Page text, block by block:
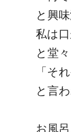
と興
私は
と堂
「そ
と言
お風